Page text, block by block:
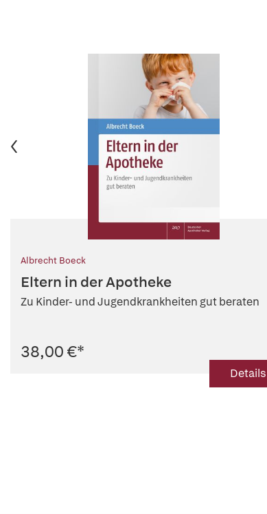
Albrecht Boeck
Eltern in der Apotheke
Zu Kinder- und Jugendkrankheiten gut beraten
38,00 €*
Details